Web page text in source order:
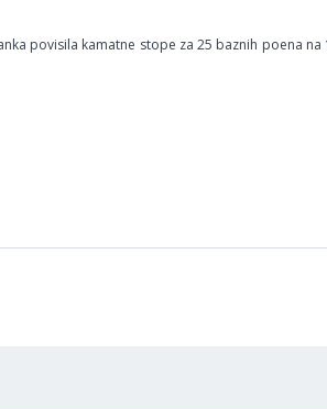
povisila kamatne stope za 25 baznih poena na